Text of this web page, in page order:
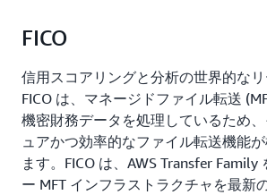
FICO
信用スコアリングと分析の世界的な
FICO は、マネージドファイル転送
機密財務データを処理しているため
ュアかつ効率的なファイル転送機能
ます。FICO は、AWS Transfer Family
ー MFT インフラストラクチャを最新